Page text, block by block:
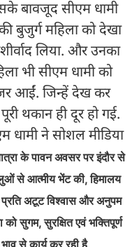
बावजूद सीएम धामी
बुजुर्ग महिला को देखा
लिया. और उनका
भी सीएम धामी को
आईं. जिन्हें देख कर
थकान ही दूर हो गई.
धामी ने सोशल मीडिया
के पावन अवसर पर इंदौर से
से आत्मीय भेंट की, हिमालय
अटूट विश्वास और अनुपम
सुगम, सुरक्षित एवं भक्तिपूर्ण